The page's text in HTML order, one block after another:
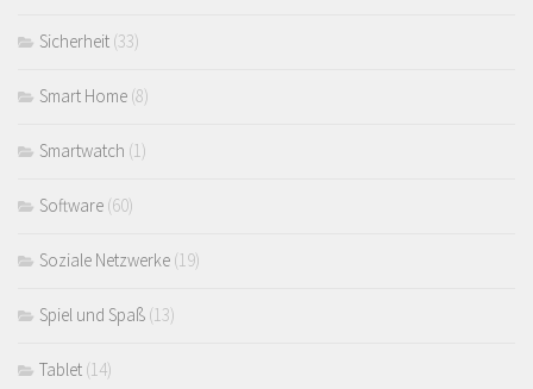
Sicherheit (33)
Smart Home (8)
Smartwatch (1)
Software (60)
Soziale Netzwerke (19)
Spiel und Spaß (13)
Tablet (14)